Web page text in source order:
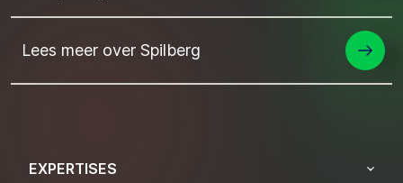
Lees meer over Spilberg
EXPERTISES